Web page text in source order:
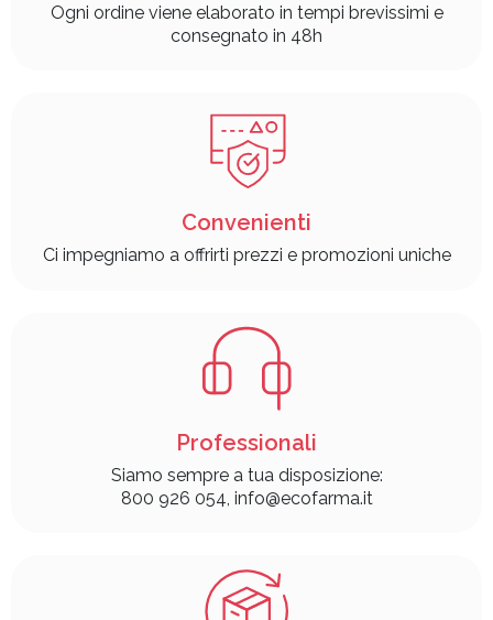
Ogni ordine viene elaborato in tempi brevissimi e
consegnato in 48h
Convenienti
Ci impegniamo a offrirti prezzi e promozioni uniche
Professionali
Siamo sempre a tua disposizione:
800 926 054, info@ecofarma.it